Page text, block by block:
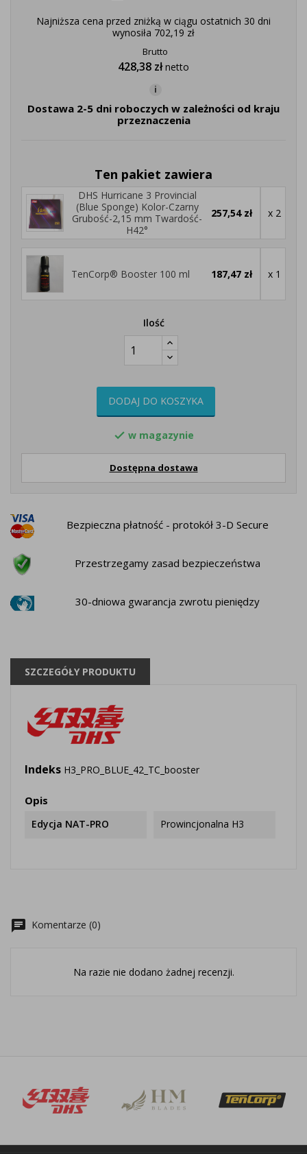
Najniższa cena przed zniżką w ciągu ostatnich 30 dni
wynosiła 702,19 zł
Brutto
428,38 złnetto
i
Dostawa 2-5 dni roboczych w zależności od kraju
przeznaczenia
Ten pakiet zawiera
DHS Hurricane 3 Provincial
(Blue Sponge) Kolor-Czarny
Grubość-2,15 mm Twardość-
H42°
257,54 zł x 2
TenCorp® Booster 100 ml 187,47 zł x 1
Ilość
DODAJ DO KOSZYKA
 w magazynie
Dostępna dostawa
Bezpieczna płatność - protokół 3-D Secure
Przestrzegamy zasad bezpieczeństwa
30-dniowa gwarancja zwrotu pieniędzy
SZCZEGÓŁY PRODUKTU
Indeks H3_PRO_BLUE_42_TC_booster
Opis
Edycja NAT-PRO Prowincjonalna H3
chat Komentarze (0)
Na razie nie dodano żadnej recenzji.